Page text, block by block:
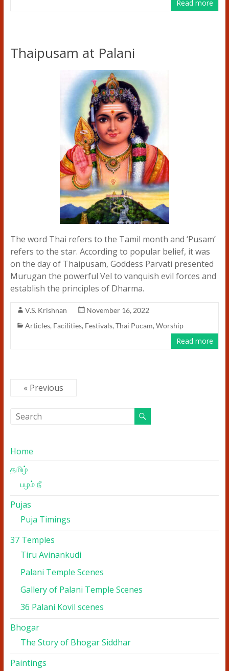
Read more
Thaipusam at Palani
The word Thai refers to the Tamil month and ‘Pusam’
refers to the star. According to popular belief, it was
on the day of Thaipusam, Goddess Parvati presented
Murugan the powerful Vel to vanquish evil forces and
establish the principles of Dharma.
V.S. Krishnan
November 16, 2022
Articles, Facilities, Festivals, Thai Pucam, Worship
Read more
« Previous
Home
தமிழ்
பழம் நீ
Pujas
Puja Timings
37 Temples
Tiru Avinankudi
Palani Temple Scenes
Gallery of Palani Temple Scenes
36 Palani Kovil scenes
Bhogar
The Story of Bhogar Siddhar
Paintings